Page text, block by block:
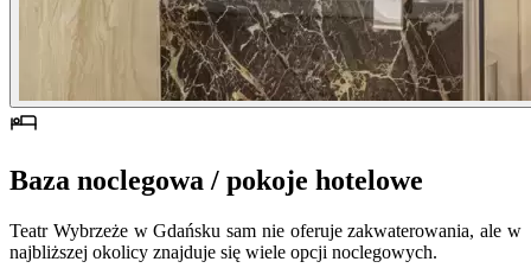
Baza noclegowa / pokoje hotelowe
Teatr Wybrzeże w Gdańsku sam nie oferuje zakwaterowania, ale w
najbliższej okolicy znajduje się wiele opcji noclegowych.